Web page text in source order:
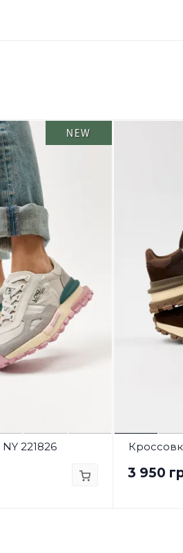
NEW
221826
3 950